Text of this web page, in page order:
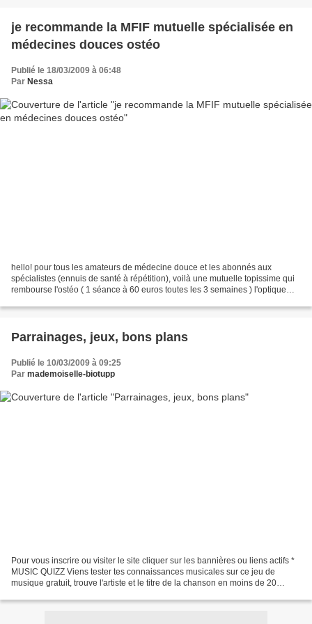
je recommande la MFIF mutuelle spécialisée en
médecines douces ostéo
Publié le 18/03/2009 à 06:48
Par Nessa
hello! pour tous les amateurs de médecine douce et les abonnés aux
spécialistes (ennuis de santé à répétition), voilà une mutuelle topissime qui
rembourse l'ostéo ( 1 séance à 60 euros toutes les 3 semaines ) l'optique
Parrainages, jeux, bons plans
Publié le 10/03/2009 à 09:25
Par mademoiselle-biotupp
Pour vous inscrire ou visiter le site cliquer sur les bannières ou liens actifs *
MUSIC QUIZZ Viens tester tes connaissances musicales sur ce jeu de
musique gratuit, trouve l'artiste et le titre de la chanson en moins de 20